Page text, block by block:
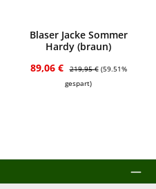
Blaser Jacke Sommer
Hardy (braun)
Verkaufspreis:
89,06 € Regulärer Preis:
219,95 € (59.51%
gespart)